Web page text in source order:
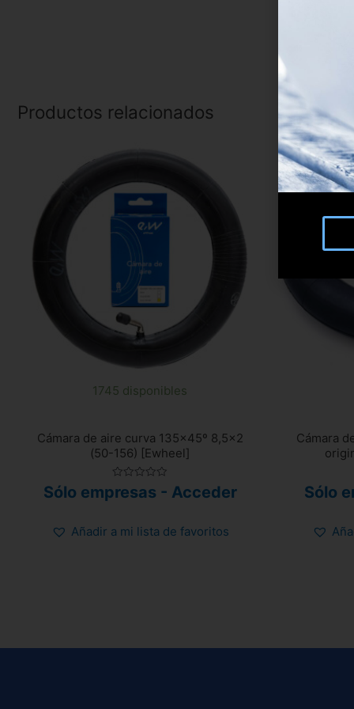
Productos relacionados
1745 disponibles
Cámara de aire curva 135×45º 8,5×2
(50-156) [Ewheel]
con
Sólo empresas - Acceder
Añadir a mi lista de favoritos
Cámara
Sólo